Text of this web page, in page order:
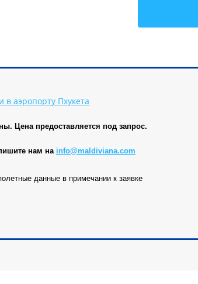
в аэропорту Пхукета
Цена предоставляется под запрос.
нам на info@maldiviana.com
данные в примечании к заявке